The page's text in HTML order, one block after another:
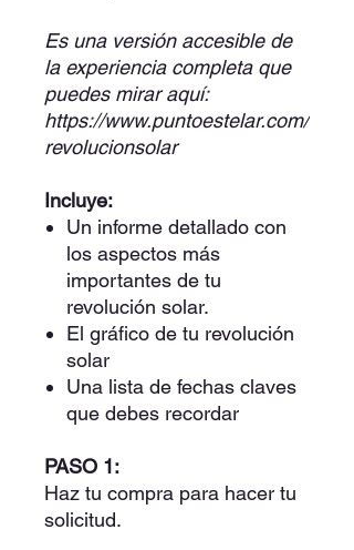
Es una versión accesible de
la experiencia completa que
puedes mirar aquí:
https://www.puntoestelar.com/
revolucionsolar
Incluye:
Un informe detallado con
los aspectos más
importantes de tu
revolución solar.
El gráfico de tu revolución
solar
Una lista de fechas claves
que debes recordar
PASO 1:
Haz tu compra para hacer tu
solicitud.